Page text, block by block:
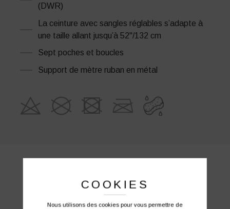
(DWR)
La ceinture avec sangles réglables s’adapte à
une taille allant jusqu’à 52"/132 cm
Sept poches et boucles
Support de mètre ruban en métal
COOKIES
Nous utilisons des cookies pour vous permettre de